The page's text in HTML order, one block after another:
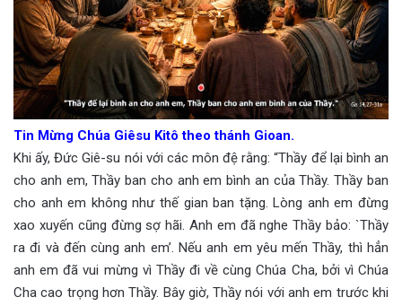
Tin Mừng Chúa Giêsu Kitô theo thánh Gioan.
Khi ấy, Đức Giê-su nói với các môn đệ rằng: “Thầy để lại bình an
cho anh em, Thầy ban cho anh em bình an của Thầy. Thầy ban
cho anh em không như thế gian ban tặng. Lòng anh em đừng
xao xuyến cũng đừng sợ hãi. Anh em đã nghe Thầy bảo: `Thầy
ra đi và đến cùng anh em’. Nếu anh em yêu mến Thầy, thì hẳn
anh em đã vui mừng vì Thầy đi về cùng Chúa Cha, bởi vì Chúa
Cha cao trọng hơn Thầy. Bây giờ, Thầy nói với anh em trước khi